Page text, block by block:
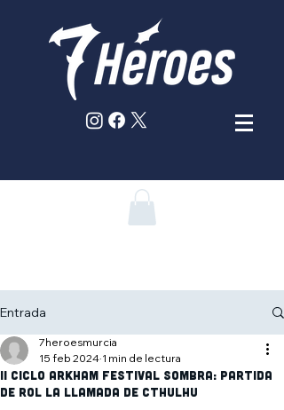
Entrada
II Ciclo Arkham Festival SOMBRA: Partida
de rol La Llamada de Cthulhu
7heroesmurcia
15 feb 2024 1 min de lectura